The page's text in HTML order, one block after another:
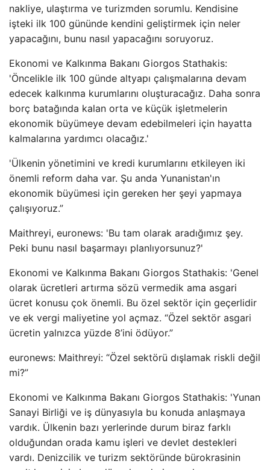
nakliye, ulaştırma ve turizmden sorumlu. Kendisine
işteki ilk 100 gününde kendini geliştirmek için neler
yapacağını, bunu nasıl yapacağını soruyoruz.
Ekonomi ve Kalkınma Bakanı Giorgos Stathakis:
'Öncelikle ilk 100 günde altyapı çalışmalarına devam
edecek kalkınma kurumlarını oluşturacağız. Daha sonra
borç batağında kalan orta ve küçük işletmelerin
ekonomik büyümeye devam edebilmeleri için hayatta
kalmalarına yardımcı olacağız.'
'Ülkenin yönetimini ve kredi kurumlarını etkileyen iki
önemli reform daha var. Şu anda Yunanistan'ın
ekonomik büyümesi için gereken her şeyi yapmaya
çalışıyoruz.”
Maithreyi, euronews: 'Bu tam olarak aradığımız şey.
Peki bunu nasıl başarmayı planlıyorsunuz?'
Ekonomi ve Kalkınma Bakanı Giorgos Stathakis: 'Genel
olarak ücretleri artırma sözü vermedik ama asgari
ücret konusu çok önemli. Bu özel sektör için geçerlidir
ve ek vergi maliyetine yol açmaz. “Özel sektör asgari
ücretin yalnızca yüzde 8’ini ödüyor.”
euronews: Maithreyi: “Özel sektörü dışlamak riskli değil
mi?”
Ekonomi ve Kalkınma Bakanı Giorgos Stathakis: 'Yunan
Sanayi Birliği ve iş dünyasıyla bu konuda anlaşmaya
vardık. Ülkenin bazı yerlerinde durum biraz farklı
olduğundan orada kamu işleri ve devlet destekleri
vardı. Denizcilik ve turizm sektöründe bürokrasinin